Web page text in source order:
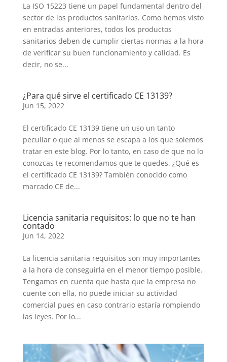
La ISO 15223 tiene un papel fundamental dentro del
sector de los productos sanitarios. Como hemos visto
en entradas anteriores, todos los productos
sanitarios deben de cumplir ciertas normas a la hora
de verificar su buen funcionamiento y calidad. Es
decir, no se...
¿Para qué sirve el certificado CE 13139?
Jun 15, 2022
El certificado CE 13139 tiene un uso un tanto
peculiar o que al menos se escapa a los que solemos
tratar en este blog. Por lo tanto, en caso de que no lo
conozcas te recomendamos que te quedes. ¿Qué es
el certificado CE 13139? También conocido como
marcado CE de...
Licencia sanitaria requisitos: lo que no te han
contado
Jun 14, 2022
La licencia sanitaria requisitos son muy importantes
a la hora de conseguirla en el menor tiempo posible.
Tengamos en cuenta que hasta que la empresa no
cuente con ella, no puede iniciar su actividad
comercial pues en caso contrario estaría rompiendo
las leyes. Por lo...